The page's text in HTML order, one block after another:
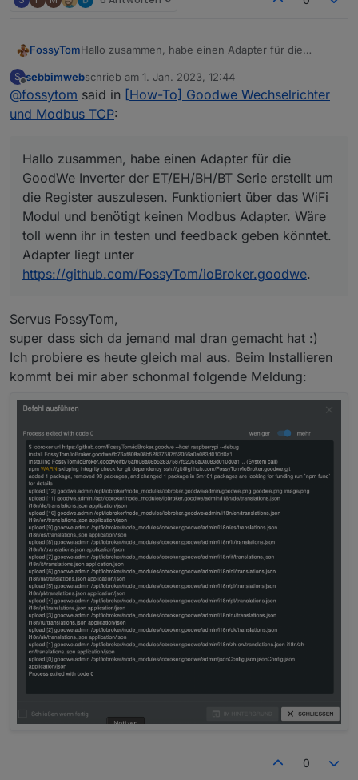
FossyTomHallo zusammen, habe einen Adapter für die
die Register auszulesen. Funktioniert über das WiFi
Modul und benötigt keinen Modbus Adapter. Wäre
toll wenn ihr in testen und feedback geben könntet.
S
Offline
sebbimwebschrieb am 1. Jan. 2023, 12:44
zuletzt editiert von
@fossytom said in [How-To] Goodwe Wechselrichter
und Modbus TCP:
Hallo zusammen, habe einen Adapter für die
GoodWe Inverter der ET/EH/BH/BT Serie erstellt um
die Register auszulesen. Funktioniert über das WiFi
Modul und benötigt keinen Modbus Adapter. Wäre
toll wenn ihr in testen und feedback geben könntet.
Adapter liegt unter
https://github.com/FossyTom/ioBroker.goodwe.
Servus FossyTom,
super dass sich da jemand mal dran gemacht hat :)
Ich probiere es heute gleich mal aus. Beim Installieren
kommt bei mir aber schonmal folgende Meldung:
0